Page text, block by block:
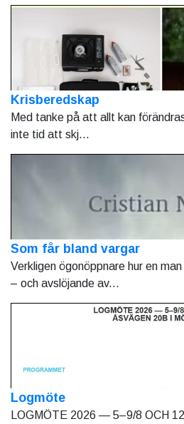
Krisberedskap
Med tanke på att allt kan
inte tid att skj...
Som får bland vargar
Verkligen ögonöppnare hur en
– och avslöjande av...
Logmöte
LOGMÖTE 2026 — 5–9/8 OCH